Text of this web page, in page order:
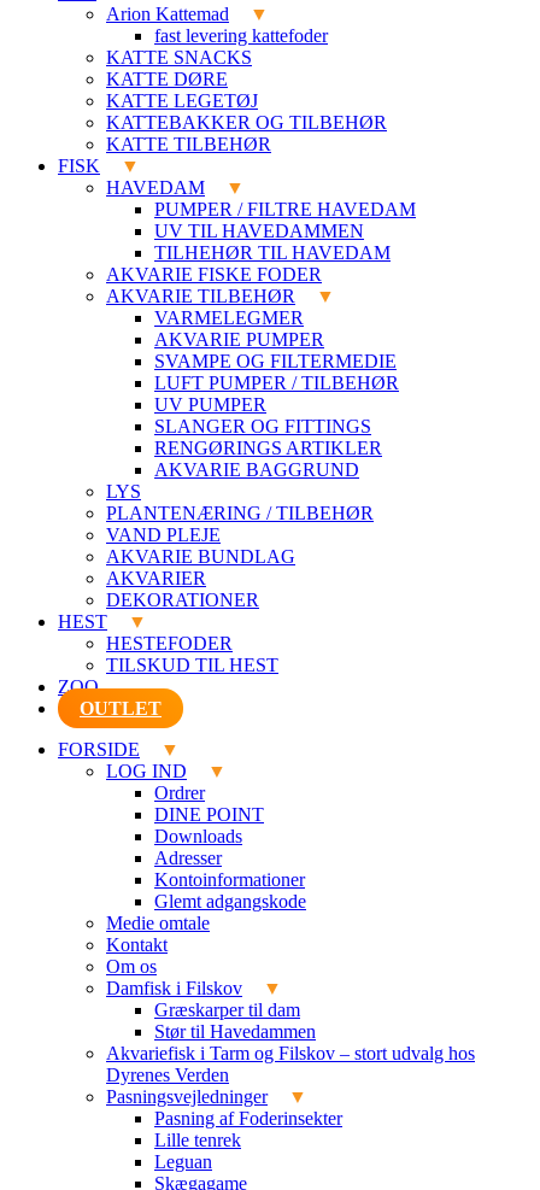
Arion Kattemad
fast levering kattefoder
KATTE SNACKS
KATTE DØRE
KATTE LEGETØJ
KATTEBAKKER OG TILBEHØR
KATTE TILBEHØR
FISK
HAVEDAM
PUMPER / FILTRE HAVEDAM
UV TIL HAVEDAMMEN
TILHEHØR TIL HAVEDAM
AKVARIE FISKE FODER
AKVARIE TILBEHØR
VARMELEGMER
AKVARIE PUMPER
SVAMPE OG FILTERMEDIE
LUFT PUMPER / TILBEHØR
UV PUMPER
SLANGER OG FITTINGS
RENGØRINGS ARTIKLER
AKVARIE BAGGRUND
LYS
PLANTENÆRING / TILBEHØR
VAND PLEJE
AKVARIE BUNDLAG
AKVARIER
DEKORATIONER
HEST
HESTEFODER
TILSKUD TIL HEST
ZOO
OUTLET
FORSIDE
LOG IND
Ordrer
DINE POINT
Downloads
Adresser
Kontoinformationer
Glemt adgangskode
Medie omtale
Kontakt
Om os
Damfisk i Filskov
Græskarper til dam
Stør til Havedammen
Akvariefisk i Tarm og Filskov – stort udvalg hos
Dyrenes Verden
Pasningsvejledninger
Pasning af Foderinsekter
Lille tenrek
Leguan
Skægagame